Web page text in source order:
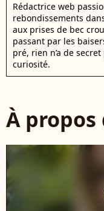
Rédactrice web
rebondissements
aux prises de bec
passant par les
pré, rien n’a de
curiosité.
À propos